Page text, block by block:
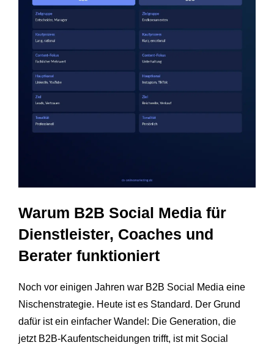
Warum B2B Social Media für
Dienstleister, Coaches und
Berater funktioniert
Noch vor einigen Jahren war B2B Social Media eine
Nischenstrategie. Heute ist es Standard. Der Grund
dafür ist ein einfacher Wandel: Die Generation, die
jetzt B2B-Kaufentscheidungen trifft, ist mit Social